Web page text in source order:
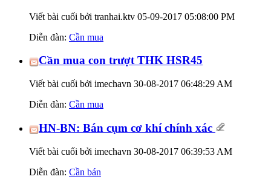
Viết bài cuối bởi tranhai.ktv 05-09-2017 05:08:00 PM
Diễn đàn: Cần mua
Cần mua con trượt THK HSR45
Viết bài cuối bởi imechavn 30-08-2017 06:48:29 AM
Diễn đàn: Cần mua
HN-BN: Bán cụm cơ khí chính xác
Viết bài cuối bởi imechavn 30-08-2017 06:39:53 AM
Diễn đàn: Cần bán